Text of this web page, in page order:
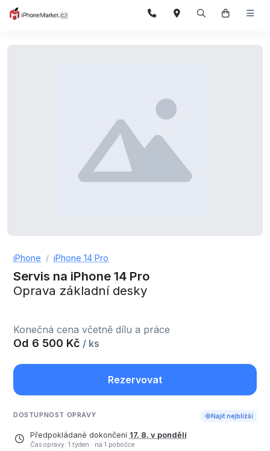
iPhone iPhone 14 Pro
Servis na iPhone 14 Pro
Oprava základní desky
Konečná cena včetně dílu a práce
Od 6 500 Kč / ks
Rezervovat
DOSTUPNOST OPRAVY Najít nejbližší
Předpokládané dokončení 17. 8. v pondělí
Čas opravy: 1 týden · na 1 pobočce